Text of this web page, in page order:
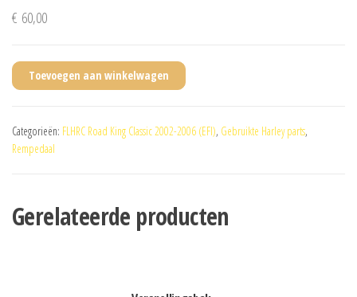
€ 60,00
Toevoegen aan winkelwagen
Categorieën: FLHRC Road King Classic 2002-2006 (EFI), Gebruikte Harley parts,
Rempedaal
Gerelateerde producten